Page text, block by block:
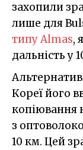
захопили
лише для
типу Almas,
дальність у
Кореї його
копіювання
з
10 км. Цей